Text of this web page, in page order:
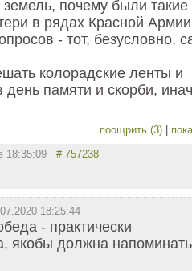
почему были такие
в рядах Красной
- тот, безусловно,
колорадские ленты и
день памяти и скорби,
поощрить (3) |
18:35:09 # 757238
18:25:44
- практически
якобы должна